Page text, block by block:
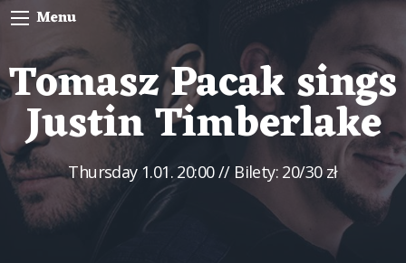
Menu
Tomasz Pacak sings
Justin Timberlake
Thursday 1.01. 20:00// Bilety: 20/30 zł